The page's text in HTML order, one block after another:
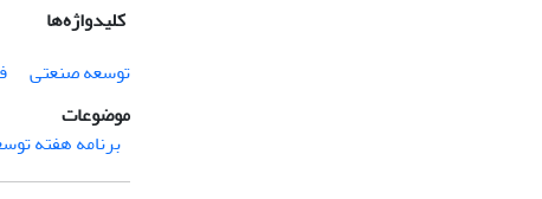
کلیدواژه‌ها
توسعه صنعتی
موضوعات
برنامه هفته